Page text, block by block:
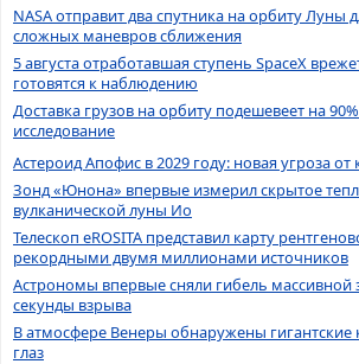
NASA отправит два спутника на орбиту Луны
сложных маневров сближения
5 августа отработавшая ступень SpaceX
готовятся к наблюдению
Доставка грузов на орбиту подешевеет на
исследование
Астероид Апофис в 2029 году: новая угроза
Зонд «Юнона» впервые измерил скрытое
вулканической луны Ио
Телескоп eROSITA представил карту
рекордными двумя миллионами источников
Астрономы впервые сняли гибель массивной
секунды взрыва
В атмосфере Венеры обнаружены гигантские
глаз